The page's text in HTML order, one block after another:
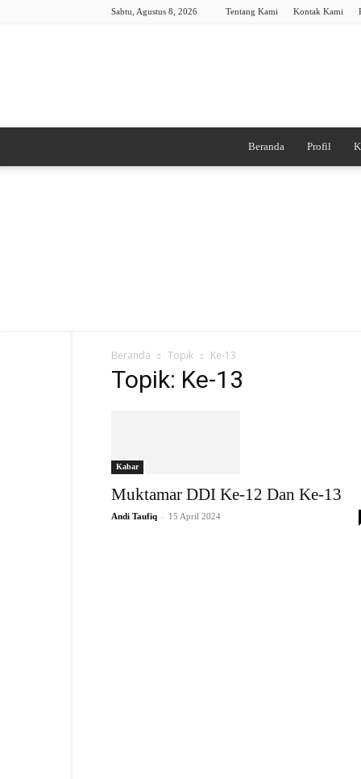
Sabtu, Agustus 8, 2026 Tentang Kami Kontak Kami
Beranda Profil
Beranda Topik Ke-13
Topik: Ke-13
Kabar
Muktamar DDI Ke-12 Dan Ke-13
Andi Taufiq - 15 April 2024